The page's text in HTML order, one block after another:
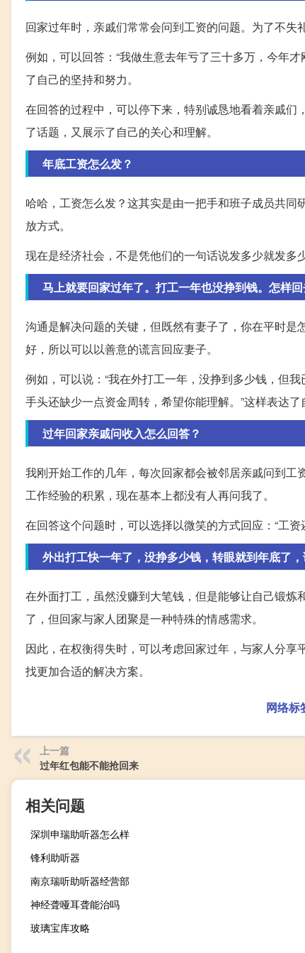
回家过年时，亲戚们常常会问到工资的问题。为了不失
例如，可以回答：“我做生意去年亏了三十多万，今年
了自己的坚持和努力。
在回答的过程中，可以停下来，特别诚恳地看着亲戚们
了话题，又展示了自己的关心和理解。
年底工资怎么发？
哈哈，工资怎么发？这其实是由一把手和班子成员共
放方式。
现在是经济社会，不是凭他们的一句话说发多少就发多
马上就要回家过年了。打工一年也没挣到钱。怎样
沟通是解决问题的关键，但既然有妻子了，你在平时
好，所以可以以善意的谎言回应妻子。
例如，可以说：“我在外打工一年，没挣到多少钱，但
手头还缺少一点资金周转，希望你能理解。”这样表达了
过年回家亲戚问收入怎么回答？
我刚开始工作的几年，每次回家都会被邻居亲戚问到
工作经验的积累，现在基本上都没有人再问我了。
在回答这个问题时，可以选择以微笑的方式回应：“工
外出打工快一年了，没挣多少钱，转眼就到年底了
在外面打工，虽然没赚到大笔钱，但是能够让自己锻
了，但回家与家人团聚是一种特殊的情感需求。
因此，在权衡得失时，可以考虑回家过年，与家人分
找更加合适的解决方案。
网络标
上一篇
过年红包能不能抢回来
相关问题
深圳申瑞助听器怎么样
锋利助听器
南京瑞听助听器经营部
神经聋哑耳聋能治吗
玻璃宝库攻略